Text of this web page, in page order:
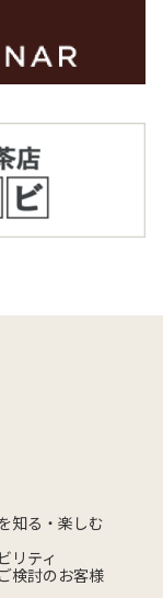
知る・楽しむ
リティ
検討のお客様